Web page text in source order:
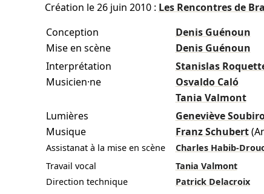
Création le26 juin 2010: Les Rencontres de
Conception
Denis Guénoun
Mise en scène
Denis Guénoun
Interprétation
Stanislas
Musicien·ne
Osvaldo Caló
Tania Valmont
Lumières
Geneviève
Musique
Franz Schubert
Assistanat à la mise en scène
Charles Habib-
Travail vocal
Tania Valmont
Direction technique
Patrick Delacroix